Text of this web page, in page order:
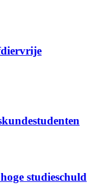
studieschuld